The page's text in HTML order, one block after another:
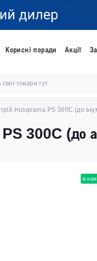
Корисні поради Акції
Husqvarna PS 300C (до
300C (до
в